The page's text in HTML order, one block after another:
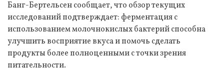
Банг-Бертельсен сообщает, что обзор текущих
исследований подтверждает: ферментация с
использованием молочнокислых бактерий способна
улучшить восприятие вкуса и помочь сделать
продукты более полноценными с точки зрения
питательности.